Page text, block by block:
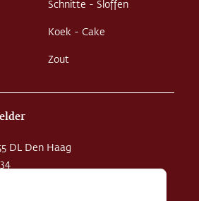
Schnitte - Sloffen
Koek - Cake
Zout
DL Den Haag